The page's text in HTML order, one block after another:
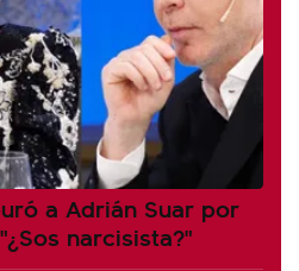
a Adrián Suar por
narcisista?"